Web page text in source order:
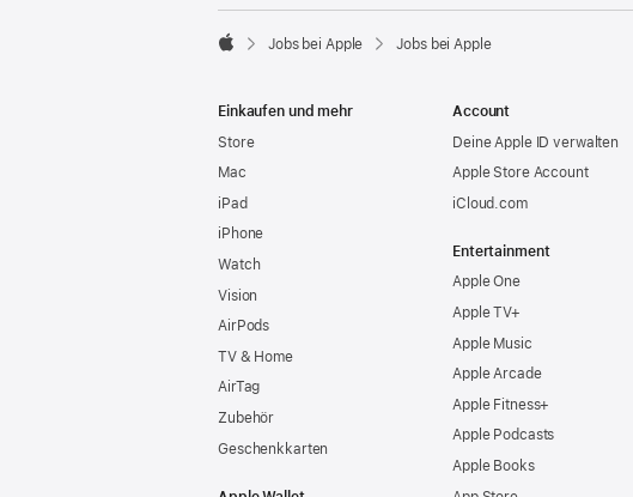

Jobs bei Apple Jobs bei Apple
Einkaufen und mehr
Store
Mac
iPad
iPhone
Watch
Vision
AirPods
TV & Home
AirTag
Zubehör
Geschenkkarten
Account
Deine Apple ID verwalten
Apple Store Account
iCloud.com
Entertainment
Apple One
Apple TV+
Apple Music
Apple Arcade
Apple Fitness+
Apple Podcasts
Apple Books